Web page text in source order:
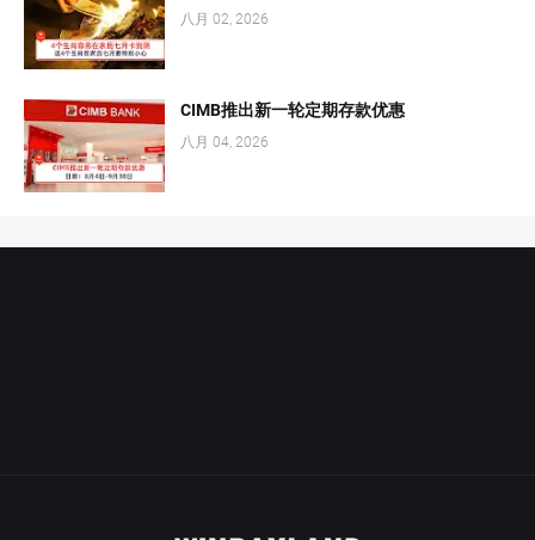
八月 02, 2026
CIMB推出新一轮定期存款优惠
八月 04, 2026